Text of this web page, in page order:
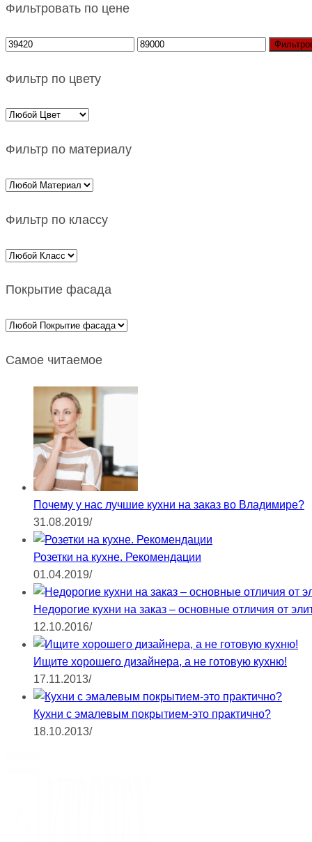
Фильтровать по цене
Фильтр по цвету
Фильтр по материалу
Фильтр по классу
Покрытие фасада
Самое читаемое
Почему у нас лучшие кухни на заказ во Владимире?
31.08.2019/
Розетки на кухне. Рекомендации
01.04.2019/
Недорогие кухни на заказ – основные отличия от
12.10.2016/
Ищите хорошего дизайнера, а не готовую кухню!
17.11.2013/
Кухни с эмалевым покрытием-это практично?
18.10.2013/